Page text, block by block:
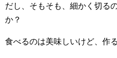
だし、そもそも、細かく切る
か？
食べるのは美味しいけど、作